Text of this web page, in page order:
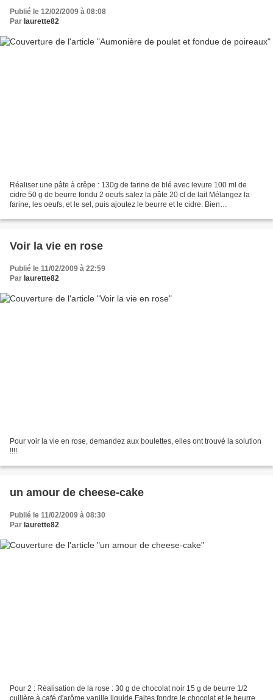
Publié le 12/02/2009 à 08:08
Par laurette82
Réaliser une pâte à crêpe : 130g de farine de blé avec levure 100 ml de
cidre 50 g de beurre fondu 2 oeufs salez la pâte 20 cl de lait Mélangez la
farine, les oeufs, et le sel, puis ajoutez le beurre et le cidre. Bien
Voir la vie en rose
Publié le 11/02/2009 à 22:59
Par laurette82
Pour voir la vie en rose, demandez aux boulettes, elles ont trouvé la solution
!!!!
un amour de cheese-cake
Publié le 11/02/2009 à 08:30
Par laurette82
Pour 2 : Réalisation de la rose : 30 g de chocolat noir 15 g de beurre 1/2
cuillère à café d'arôme vanille liquide Faites fondre le chocolat et le beurre,